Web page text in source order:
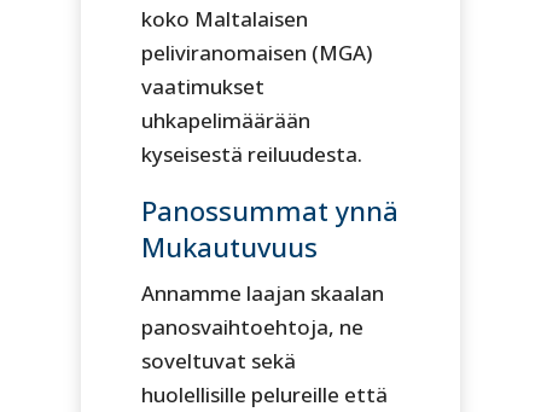
koko Maltalaisen
peliviranomaisen (MGA)
vaatimukset
uhkapelimäärään
kyseisestä reiluudesta.
Panossummat ynnä
Mukautuvuus
Annamme laajan skaalan
panosvaihtoehtoja, ne
soveltuvat sekä
huolellisille pelureille että